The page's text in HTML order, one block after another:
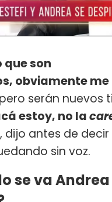
que son
obviamente me
serán nuevos
estoy, no la
dijo antes de decir
sin voz.
se va